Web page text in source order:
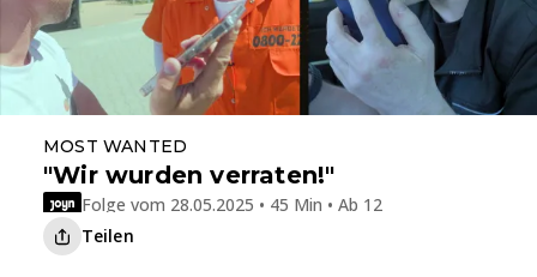
MOST WANTED
"Wir wurden verraten!"
Folge vom 28.05.2025 • 45 Min • Ab 12
Teilen